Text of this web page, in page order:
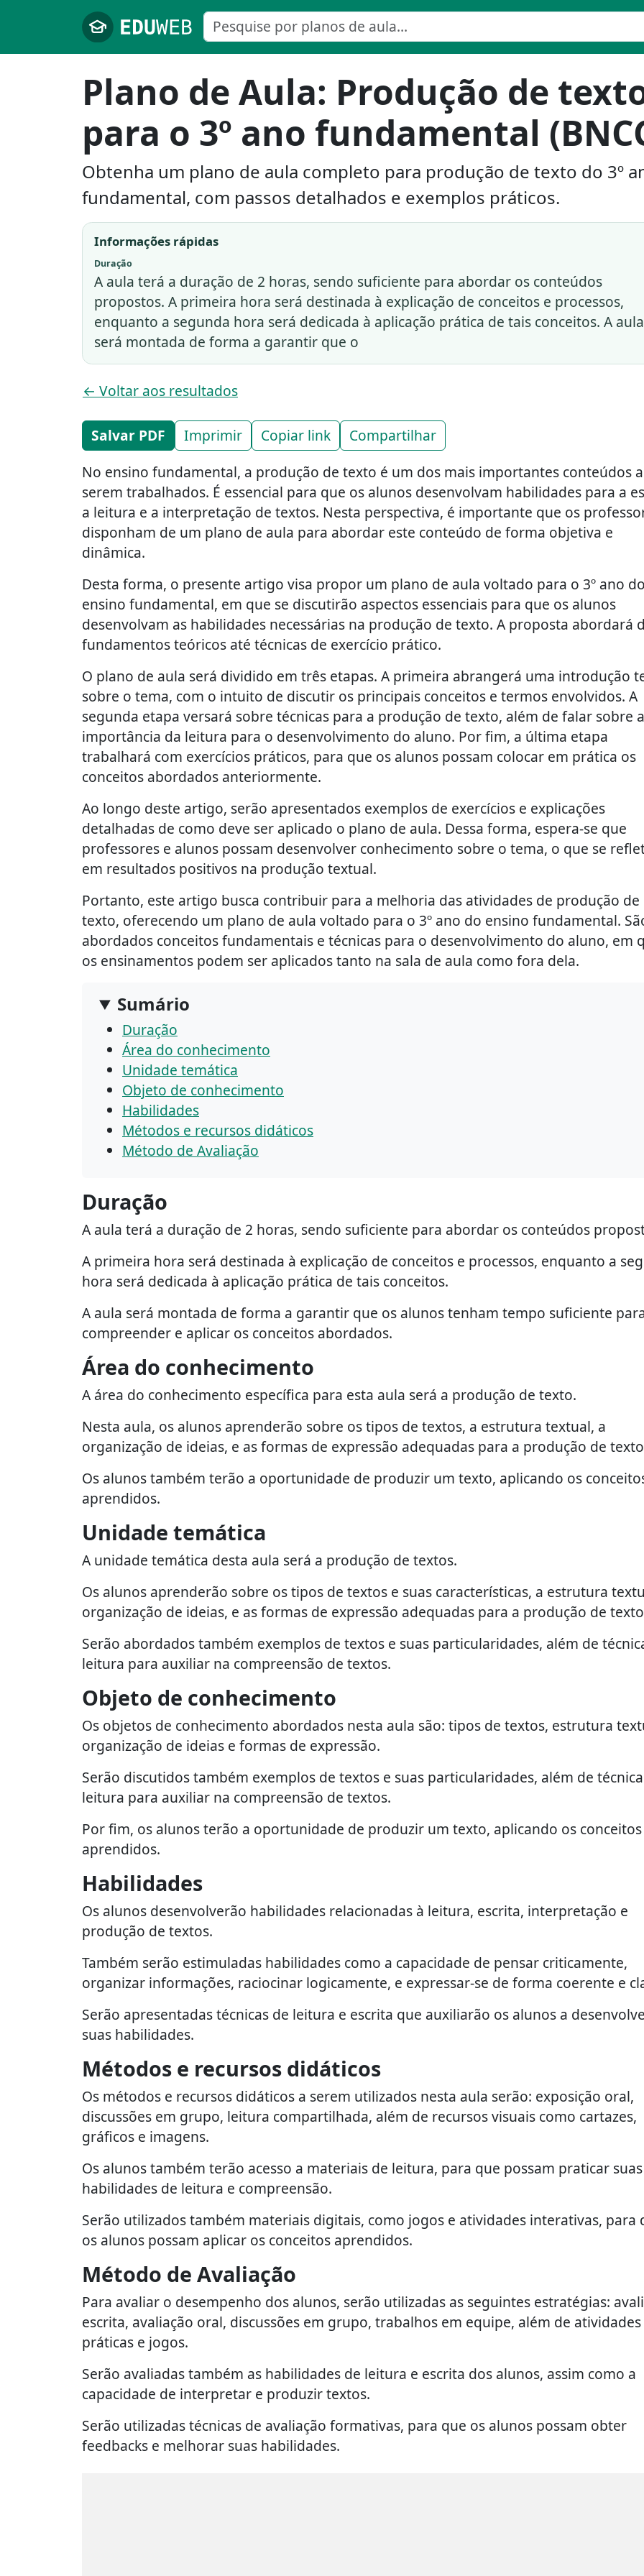
Pular para o conteúdo principal
Plano de Aula: Produção de
para o 3º ano fundamental
Obtenha um plano de aula completo para produção de texto do 3º
fundamental, com passos detalhados e exemplos práticos.
Informações rápidas
Duração
A aula terá a duração de 2 horas, sendo suficiente para abordar os conteúdos
propostos. A primeira hora será destinada à explicação de conceitos e processos,
enquanto a segunda hora será dedicada à aplicação prática de tais conceitos. A aula
será montada de forma a garantir que o
← Voltar aos resultados
Salvar PDF Imprimir Copiar link
Compartilhar
No ensino fundamental, a produção de texto é um dos mais importantes conteúdos a
serem trabalhados. É essencial para que os alunos desenvolvam habilidades para a
a leitura e a interpretação de textos. Nesta perspectiva, é importante que os
disponham de um plano de aula para abordar este conteúdo de forma objetiva e
dinâmica.
Desta forma, o presente artigo visa propor um plano de aula voltado para o 3º ano do
ensino fundamental, em que se discutirão aspectos essenciais para que os alunos
desenvolvam as habilidades necessárias na produção de texto. A proposta abordará
fundamentos teóricos até técnicas de exercício prático.
O plano de aula será dividido em três etapas. A primeira abrangerá uma introdução
sobre o tema, com o intuito de discutir os principais conceitos e termos envolvidos. A
segunda etapa versará sobre técnicas para a produção de texto, além de falar sobre a
importância da leitura para o desenvolvimento do aluno. Por fim, a última etapa
trabalhará com exercícios práticos, para que os alunos possam colocar em prática os
conceitos abordados anteriormente.
Ao longo deste artigo, serão apresentados exemplos de exercícios e explicações
detalhadas de como deve ser aplicado o plano de aula. Dessa forma, espera-se que
professores e alunos possam desenvolver conhecimento sobre o tema, o que se
em resultados positivos na produção textual.
Portanto, este artigo busca contribuir para a melhoria das atividades de produção de
texto, oferecendo um plano de aula voltado para o 3º ano do ensino fundamental.
abordados conceitos fundamentais e técnicas para o desenvolvimento do aluno, em
os ensinamentos podem ser aplicados tanto na sala de aula como fora dela.
Sumário
Duração
Área do conhecimento
Unidade temática
Objeto de conhecimento
Habilidades
Métodos e recursos didáticos
Método de Avaliação
Duração
A aula terá a duração de 2 horas, sendo suficiente para abordar os conteúdos
A primeira hora será destinada à explicação de conceitos e processos, enquanto a
hora será dedicada à aplicação prática de tais conceitos.
A aula será montada de forma a garantir que os alunos tenham tempo suficiente
compreender e aplicar os conceitos abordados.
Área do conhecimento
A área do conhecimento específica para esta aula será a produção de texto.
Nesta aula, os alunos aprenderão sobre os tipos de textos, a estrutura textual, a
organização de ideias, e as formas de expressão adequadas para a produção de
Os alunos também terão a oportunidade de produzir um texto, aplicando os
aprendidos.
Unidade temática
A unidade temática desta aula será a produção de textos.
Os alunos aprenderão sobre os tipos de textos e suas características, a estrutura
organização de ideias, e as formas de expressão adequadas para a produção de
Serão abordados também exemplos de textos e suas particularidades, além de
leitura para auxiliar na compreensão de textos.
Objeto de conhecimento
Os objetos de conhecimento abordados nesta aula são: tipos de textos, estrutura
organização de ideias e formas de expressão.
Serão discutidos também exemplos de textos e suas particularidades, além de
leitura para auxiliar na compreensão de textos.
Por fim, os alunos terão a oportunidade de produzir um texto, aplicando os conceitos
aprendidos.
Habilidades
Os alunos desenvolverão habilidades relacionadas à leitura, escrita, interpretação e
produção de textos.
Também serão estimuladas habilidades como a capacidade de pensar criticamente,
organizar informações, raciocinar logicamente, e expressar-se de forma coerente e
Serão apresentadas técnicas de leitura e escrita que auxiliarão os alunos a
suas habilidades.
Métodos e recursos didáticos
Os métodos e recursos didáticos a serem utilizados nesta aula serão: exposição oral,
discussões em grupo, leitura compartilhada, além de recursos visuais como cartazes,
gráficos e imagens.
Os alunos também terão acesso a materiais de leitura, para que possam praticar suas
habilidades de leitura e compreensão.
Serão utilizados também materiais digitais, como jogos e atividades interativas, para
os alunos possam aplicar os conceitos aprendidos.
Método de Avaliação
Para avaliar o desempenho dos alunos, serão utilizadas as seguintes estratégias:
escrita, avaliação oral, discussões em grupo, trabalhos em equipe, além de atividades
práticas e jogos.
Serão avaliadas também as habilidades de leitura e escrita dos alunos, assim como a
capacidade de interpretar e produzir textos.
Serão utilizadas técnicas de avaliação formativas, para que os alunos possam obter
feedbacks e melhorar suas habilidades.